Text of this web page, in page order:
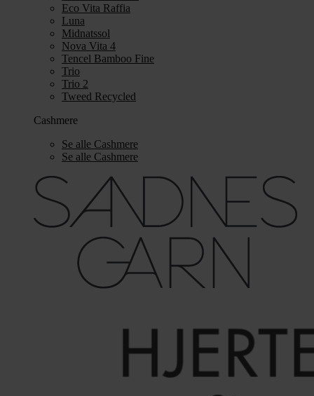
Eco Vita Raffia
Luna
Midnatssol
Nova Vita 4
Tencel Bamboo Fine
Trio
Trio 2
Tweed Recycled
Cashmere
Se alle Cashmere
Se alle Cashmere